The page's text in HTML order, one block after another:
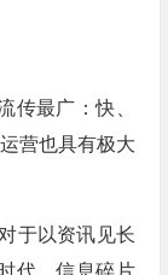
传最广：快、
营也具有极大
于以资讯见长